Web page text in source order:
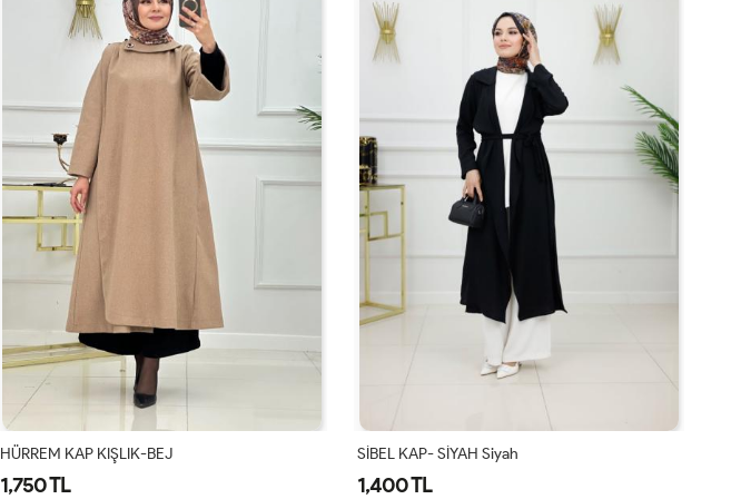
HÜRREM KAP KIŞLIK-BEJ
1,750 TL
SİBEL KAP- SİYAH Siyah
1,400 TL